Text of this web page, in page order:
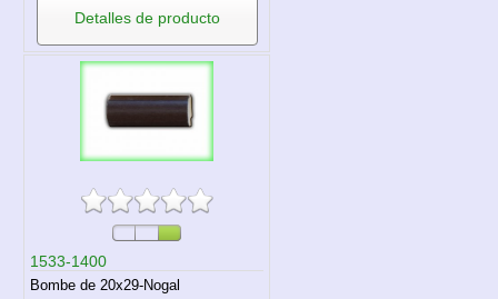
Detalles de producto
1533-1400
Bombe de 20x29-Nogal